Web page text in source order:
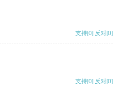
支持[0] 反对[0]
支持[0] 反对[0]